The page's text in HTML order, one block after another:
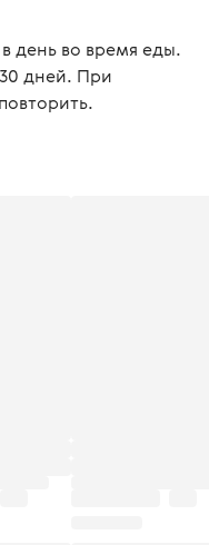
день во время еды.
дней. При